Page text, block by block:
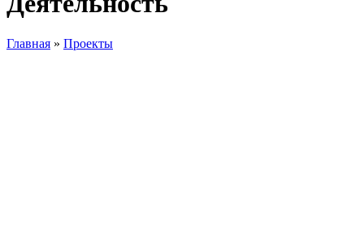
Главная » Проекты